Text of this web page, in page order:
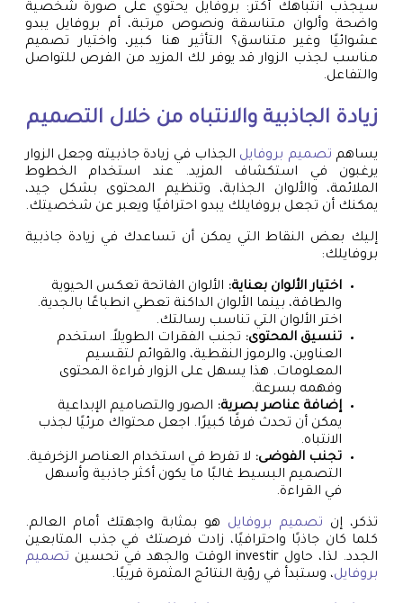
سيجذب انتباهك أكثر: بروفايل يحتوي على صورة شخصية
واضحة وألوان متناسقة ونصوص مرتبة، أم بروفايل يبدو
عشوائيًا وغير متناسق؟ التأثير هنا كبير، واختيار تصميم
مناسب لجذب الزوار قد يوفر لك المزيد من الفرص للتواصل
والتفاعل.
زيادة الجاذبية والانتباه من خلال التصميم
يساهم تصميم بروفايل الجذاب في زيادة جاذبيته وجعل الزوار
يرغبون في استكشاف المزيد. عند استخدام الخطوط
الملائمة، والألوان الجذابة، وتنظيم المحتوى بشكل جيد،
يمكنك أن تجعل بروفايلك يبدو احترافيًا ويعبر عن شخصيتك.
إليك بعض النقاط التي يمكن أن تساعدك في زيادة جاذبية
بروفايلك:
اختيار الألوان بعناية: الألوان الفاتحة تعكس الحيوية
والطاقة، بينما الألوان الداكنة تعطي انطباعًا بالجدية.
اختر الألوان التي تناسب رسالتك.
تنسيق المحتوى: تجنب الفقرات الطويلاً. استخدم
العناوين، والرموز النقطية، والقوائم لتقسيم
المعلومات. هذا يسهل على الزوار قراءة المحتوى
وفهمه بسرعة.
إضافة عناصر بصرية: الصور والتصاميم الإبداعية
يمكن أن تحدث فرقًا كبيرًا. اجعل محتواك مرئيًا لجذب
الانتباه.
تجنب الفوضى: لا تفرط في استخدام العناصر الزخرفية.
التصميم البسيط غالبًا ما يكون أكثر جاذبية وأسهل
في القراءة.
تذكر، إن تصميم بروفايل هو بمثابة واجهتك أمام العالم.
كلما كان جاذبًا واحترافيًا، زادت فرصتك في جذب المتابعين
الجدد. لذا، حاول investir الوقت والجهد في تحسين
تصميم
بروفايل، وستبدأ في رؤية النتائج المثمرة قريبًا.